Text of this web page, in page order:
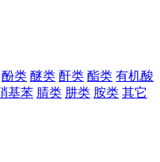
酚类 醚类 酐类 酯类 有机酸
基苯 腈类 肼类 胺类 其它